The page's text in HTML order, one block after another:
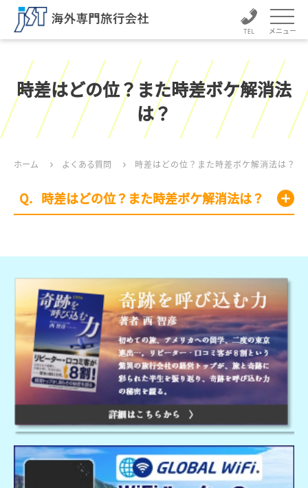
メニュー
時差はどの位？また時差ボケ解消法
は？
ホーム よくある質問 時差はどの位？また時差ボケ解消法は？
時差はどの位？また時差ボケ解消法は？